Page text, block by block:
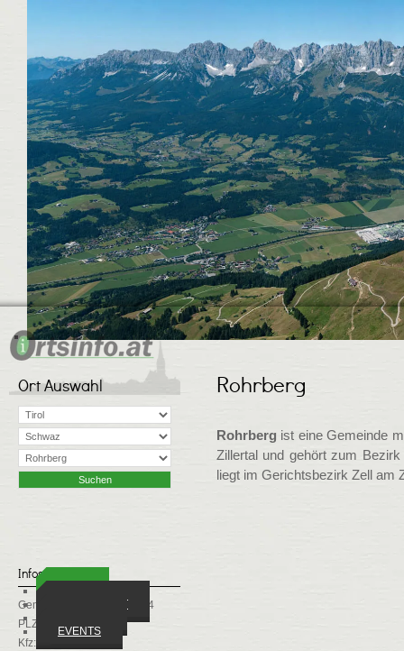
WIRTSCHAFT
EVENTS
Ort Auswahl
Infos
Gemeindekennziffer: 70924
PLZ: 6280
Kfz: SZ
Rohrberg
Rohrberg ist eine Gemeinde
Zillertal und gehört zum
liegt im Gerichtsbezirk Zell am